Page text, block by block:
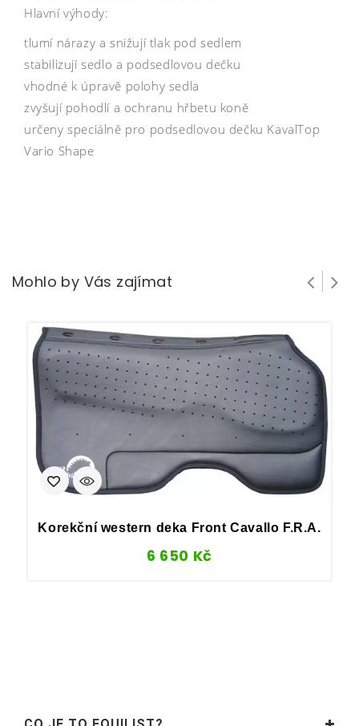
Hlavní výhody:
tlumí nárazy a snižují tlak pod sedlem
stabilizují sedlo a podsedlovou dečku
vhodné k úpravě polohy sedla
zvyšují pohodlí a ochranu hřbetu koně
určeny speciálně pro podsedlovou dečku KavalTop
Vario Shape
Mohlo by Vás zajímat
Korekční western deka Front Cavallo F.R.A.
6 650 Kč